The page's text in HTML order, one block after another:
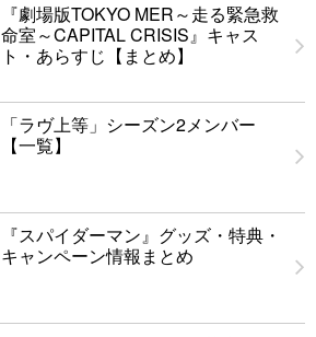
『劇場版TOKYO MER～走る緊急救
命室～CAPITAL CRISIS』キャス
ト・あらすじ【まとめ】
「ラヴ上等」シーズン2メンバー
【一覧】
『スパイダーマン』グッズ・特典・
キャンペーン情報まとめ